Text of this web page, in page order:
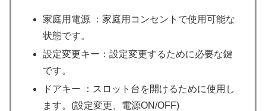
家庭用電源 ：家庭用コンセントで使用可能な
状態です。
設定変更キー：設定変更するために必要な鍵
です。
ドアキー ：スロット台を開けるために使用し
ます。(設定変更、電源ON/OFF)